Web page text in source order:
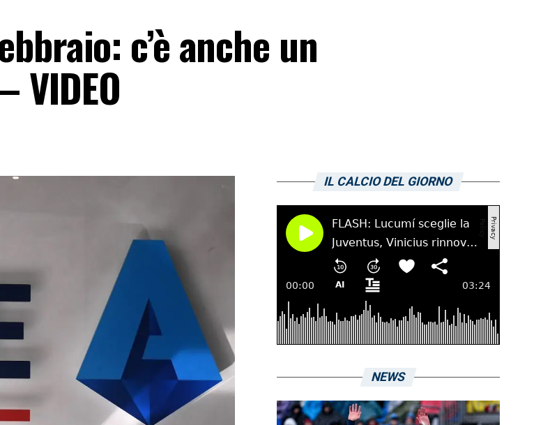
c’è anche un
VIDEO
IL CALCIO DEL GIORNO
NEWS